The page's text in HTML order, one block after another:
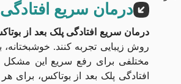
درمان سریع
درمان سریع افتادگی پلک بعد از
روش زیبایی تجربه کنند.
مختلفی برای رفع سریع این مشکل
افتادگی پلک بعد از بوتاکس،